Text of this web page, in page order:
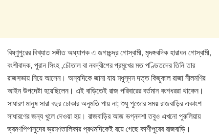
বিষ্ণুপুরের বিখ্যাত সঙ্গীত অধ্যাপক এ জগচ্চন্দ্র গোস্বামী, মৃদঙ্গবদিক হারাধন গোস্বামী,
বংশীবাদক, পুরান সিংহ ,চৌতাল বা নবদ্বীপের প্রমুখের মত পণ্ডিতদের তিনি তার
রাজসভায় নিয়ে আসেন। অন্যদিকে জানা যায় মধুসূদন দত্ত কিছুকাল রাজা নীলমণির
আইন উপদেষ্টা হয়েছিলেন। এই বাড়িতেই রাজ পরিবারের বর্তমান বংশধররা থাকেন।
সাধারণ মানুষ সারা বছর ঢোকার অনুমতি পায় না; শুধু পুজোর সময় রাজবাড়ির একাংশ
সাধারণের জন্য খুলে দেওয়া হয়। রাজবাড়ির আজ ভগ্নদশা তবুও এখনো পুরুলিয়ায়
ভ্রমণপিপাসুদের ভ্রমণতালিকার প্রথমদিকেই রয়ে গেছে কাশীপুরের রাজবাড়ি।